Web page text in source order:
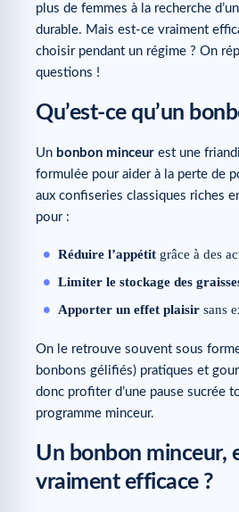
plus de femmes à la recherche
durable. Mais est-ce vraiment
choisir pendant un régime ? On
questions !
Qu’est-ce qu’un
Un bonbon minceur est une
formulée pour aider à la perte de
aux confiseries classiques riches
pour :
Réduire l’appétit grâce à des
Limiter le stockage des
Apporter un effet plaisir sans
On le retrouve souvent sous
bonbons gélifiés) pratiques et
donc profiter d’une pause sucrée
programme minceur.
Un bonbon minceur,
vraiment efficace ?